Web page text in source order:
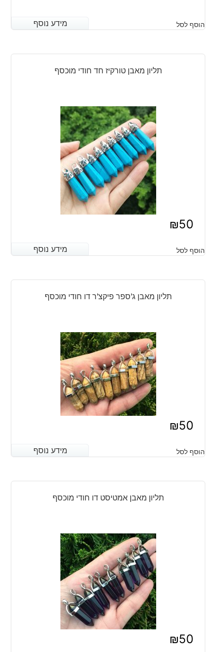
מידע נוסף הוסף לסל מידע נוסף
תליון מאבן טורקיז חד חודי מוכסף
₪50
מידע נוסף הוסף לסל מידע נוסף
תליון מאבן ג'ספר פיקצ'ר דו חודי מוכסף
₪50
מידע נוסף הוסף לסל מידע נוסף
תליון מאבן אמטיסט דו חודי מוכסף
₪50